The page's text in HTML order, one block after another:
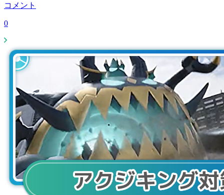
コメント
0